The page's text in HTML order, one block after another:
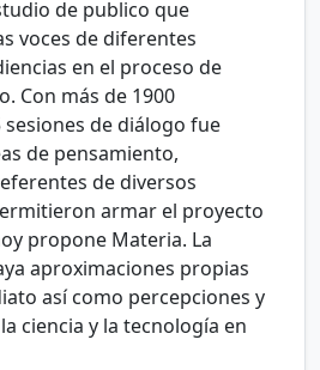
de publico que
voces de diferentes
en el proceso de
Con más de 1900
de diálogo fue
de pensamiento,
de diversos
armar el proyecto
propone Materia. La
aproximaciones propias
así como percepciones y
ciencia y la tecnología en